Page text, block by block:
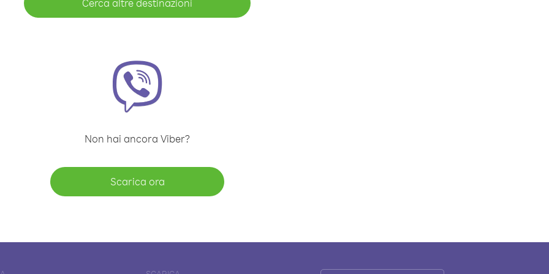
Cerca altre destinazioni
Non hai ancora Viber?
Scarica ora